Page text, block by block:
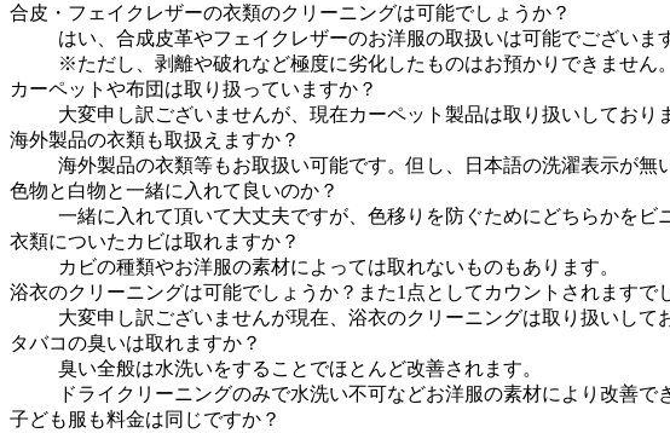
合皮・フェイクレザーの衣類のクリーニングは可能でしょうか？
はい、合成皮革やフェイクレザーのお洋服の取扱いは可能でございま
※ただし、剥離や破れなど極度に劣化したものはお預かりできません。
カーペットや布団は取り扱っていますか？
大変申し訳ございませんが、現在カーペット製品は取り扱いしており
海外製品の衣類も取扱えますか？
海外製品の衣類等もお取扱い可能です。但し、日本語の洗濯表示が
色物と白物と一緒に入れて良いのか？
一緒に入れて頂いて大丈夫ですが、色移りを防ぐためにどちらかをビ
衣類についたカビは取れますか？
カビの種類やお洋服の素材によっては取れないものもあります。
浴衣のクリーニングは可能でしょうか？また1点としてカウントされますで
大変申し訳ございませんが現在、浴衣のクリーニングは取り扱いして
タバコの臭いは取れますか？
臭い全般は水洗いをすることでほとんど改善されます。
ドライクリーニングのみで水洗い不可などお洋服の素材により改善で
子ども服も料金は同じですか？